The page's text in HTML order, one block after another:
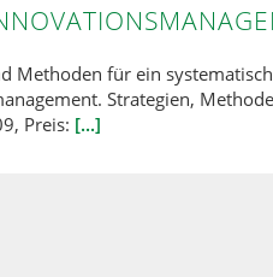
Methoden für ein
Strategien,
Preis: [...]